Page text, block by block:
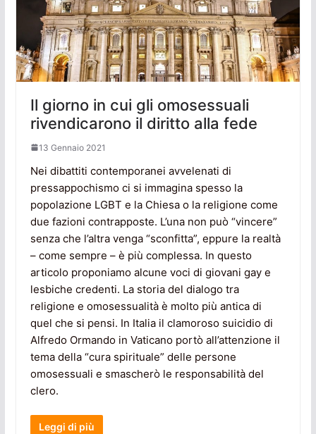
Il giorno in cui gli omosessuali
rivendicarono il diritto alla fede
13 Gennaio 2021
Nei dibattiti contemporanei avvelenati di
pressappochismo ci si immagina spesso la
popolazione LGBT e la Chiesa o la religione come
due fazioni contrapposte. L’una non può “vincere”
senza che l’altra venga “sconfitta”, eppure la realtà
– come sempre – è più complessa. In questo
articolo proponiamo alcune voci di giovani gay e
lesbiche credenti. La storia del dialogo tra
religione e omosessualità è molto più antica di
quel che si pensi. In Italia il clamoroso suicidio di
Alfredo Ormando in Vaticano portò all’attenzione il
tema della “cura spirituale” delle persone
omosessuali e smascherò le responsabilità del
clero.
Leggi di più